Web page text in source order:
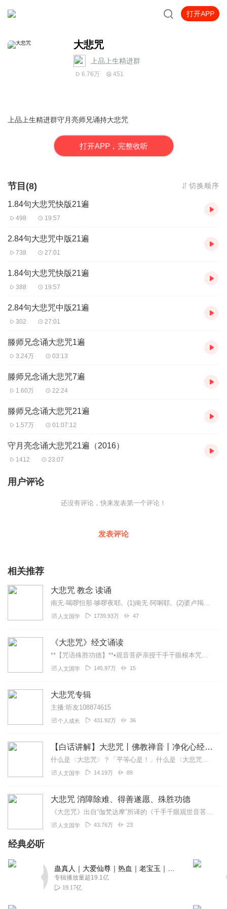
打开APP
大悲咒
上品上生精进群
6.76万 451
上品上生精进群守月亮师兄诵持大悲咒
打开APP，完整收听
节目(8) 切换顺序
1.84句大悲咒快版21遍
498 19:57
2.84句大悲咒中版21遍
738 27:01
1.84句大悲咒快版21遍
388 19:57
2.84句大悲咒中版21遍
302 27:01
滕师兄念诵大悲咒1遍
3.24万 03:13
滕师兄念诵大悲咒7遍
1.60万 22:24
滕师兄念诵大悲咒21遍
1.57万 01:07:12
守月亮念诵大悲咒21遍（2016）
1412 23:07
用户评论
还没有评论，快来发表第一个评论！
发表评论
相关推荐
大悲咒 教念 读诵
南无·喝啰怛那·哆啰夜耶。(1)南无·阿唎耶。(2)婆卢羯帝·烁钵啰耶。(3)菩提萨埵婆耶。(4)摩诃萨埵婆耶。(5)摩诃迦卢尼迦耶。(6)唵。(7)萨皤啰罚曳...
人文国学 1739.93万 47
《大悲咒》经文诵读
**【咒语殊胜功德】**•观音菩萨亲授千手千眼根本咒，佛陀赞叹"威力第一"•特别功效：消百万劫业障（尤其宿世杀业、堕胎罪业）化解冤亲债主纠缠（持满1...
人文国学 145.97万 15
大悲咒专辑
主播:听友108874615
个人成长 431.92万 36
【白话讲解】大悲咒丨佛教禅音丨净化心经丨祈福静心
什么是〈大悲咒〉？「平等心是！」什么是〈大悲咒〉？「无为心是！」什么是〈大悲咒〉？「无染着心是！」【内容简介】《大悲咒》出自“伽梵达摩”所译的《千手千眼观世音菩...
人文国学 14.19万 89
大悲咒 消障除难、得善遂愿、殊胜功德
《大悲咒》出自“伽梵达摩”所译的《千手千眼观世音菩萨广大圆满无碍大悲心陀罗尼经》，全名为《广大圆满无碍大悲心陀罗尼》。按照内容文字的多少，《大悲咒》有广、中、略...
人文国学 43.76万 23
经典必听
专辑播放量超19.1亿
19.17亿